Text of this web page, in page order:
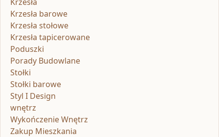
Krzesła barowe
Krzesła stołowe
Krzesła tapicerowane
Poduszki
Porady Budowlane
Stołki
Stołki barowe
Styl I Design
wnętrz
Wykończenie Wnętrz
Zakup Mieszkania